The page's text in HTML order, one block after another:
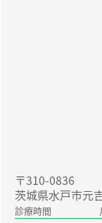
〒310-0836
茨城県水戸市元
診療時間